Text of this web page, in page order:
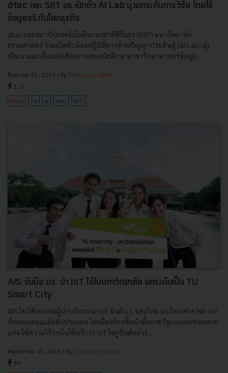
dtac และ SIIT มธ.เปิดตัว AI Lab มุ่งยกระดับการวิจัย โดยใช้
ข้อมูลจริงในโลกธุรกิจ
dtac และสถาบันเทคโนโลยีนานาชาติสิรินธร (SIIT) มหาวิทยาลัย
ธรรมศาสตร์ ร่วมเปิดตัวห้องปฏิบัติการด้านปัญญาประดิษฐ์ (AI Lab) มุ่ง
พัฒนาและเชื่อมต่อศักยภาพของนักศึกษาสาขาวิทยาศาสตร์ข้อมูล...
สิงหาคม 17, 2018 | By Techsauce Team
110
News TU AI dtac SIIT
AIS จับมือ มธ. นำ IoT ใช้ในมหาวิทยาลัย ยกระดับเป็น TU
Smart City
AIS โชว์ศักยภาพผู้นำนวัตกรรม IoT อันดับ 1 ของไทย บนโครงข่าย NB-IoT
ที่ครอบคลุมแล้วทั่วประเทศ โดยมีองค์กรชั้นนำทั้งภาครัฐและเอกชนหลาย
แห่ง ให้ความไว้วางใจใช้บริการ IoT โซลูชันส์อย่าง...
พฤษภาคม 31, 2018 | By Techsauce Team
99